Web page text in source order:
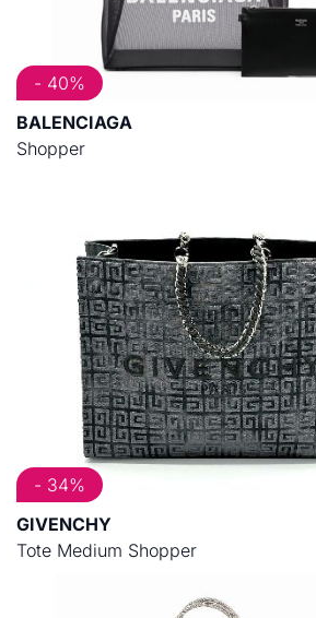
BALENCIAGA
Shopper
- 40%
GIVENCHY
Tote Medium Shopper
- 34%